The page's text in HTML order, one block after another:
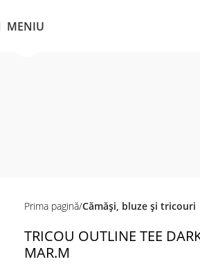
MENIU
Prima pagină Cămăși, bluze și tricouri
TRICOU OUTLINE TEE
MAR.M